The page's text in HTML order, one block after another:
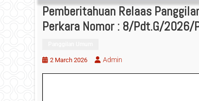
Pemberitahuan Relaas
Perkara Nomor : 8/Pdt.G/2026/
2 March 2026 Admin